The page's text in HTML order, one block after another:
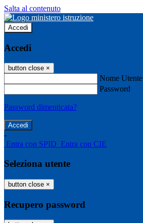
Salta al contenuto
Accedi
Accedi
button close ×
Nome Utente
Password
Password dimenticata?
-
Entra con SPID Entra con CIE
Seleziona utente
button close ×
Recupero password